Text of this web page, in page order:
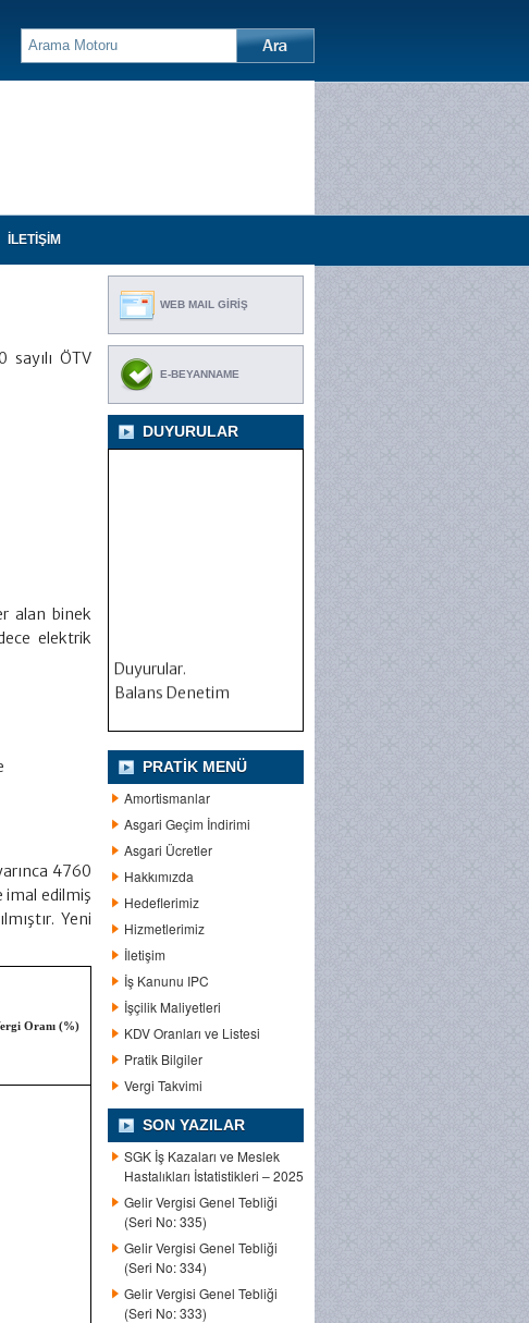
İLETİŞİM
sayılı ÖTV
alan binek
elektrik
4760
imal edilmiş
Yeni
Oranı (%)
WEB MAIL GİRİŞ
E-BEYANNAME
DUYURULAR
Duyurular.
Balans Denetim
PRATIK MENÜ
Amortismanlar
Asgari Geçim İndirimi
Asgari Ücretler
Hakkımızda
Hedeflerimiz
Hizmetlerimiz
İletişim
İş Kanunu IPC
İşçilik Maliyetleri
KDV Oranları ve Listesi
Pratik Bilgiler
Vergi Takvimi
SON YAZILAR
SGK İş Kazaları ve Meslek
Hastalıkları İstatistikleri – 2025
Gelir Vergisi Genel Tebliği
(Seri No: 335)
Gelir Vergisi Genel Tebliği
(Seri No: 334)
Gelir Vergisi Genel Tebliği
(Seri No: 333)